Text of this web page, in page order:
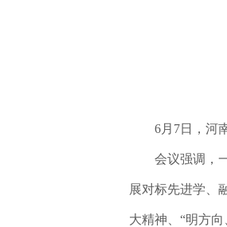
6月7日，河
会议强调，
展对标先进学、
大精神、“明方